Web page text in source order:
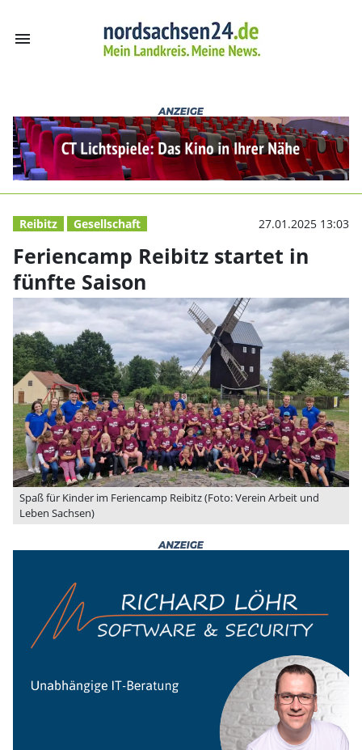
menu Feriencamp
Reibitz Gesellschaft 27.01.2025 13:03
Feriencamp Reibitz startet in
fünfte Saison
Spaß für Kinder im Feriencamp Reibitz (Foto: Verein Arbeit und
Leben Sachsen)